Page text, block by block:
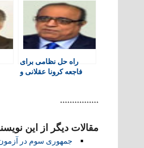
g
r
a
m
t
a
r
i
n
s
A
p
p
k
F
i
e
راه حل نظامی برای
فاجعه کرونا عقلانی و
****************
مقالات دیگر از این
جمهوری سوم در